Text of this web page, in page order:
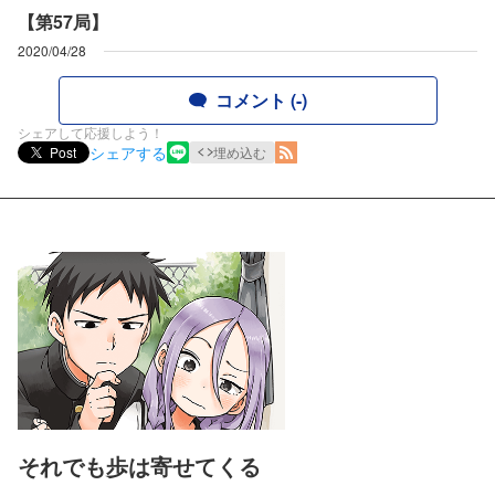
【第57局】
2020/04/28
コメント (-)
シェアして応援しよう！
Post
シェアする 埋め込む
それでも歩は寄せてくる